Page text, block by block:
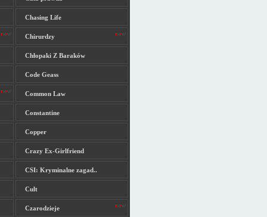
Chasing Life
Chirurdzy
Chłopaki Z Baraków
Code Geass
Common Law
Constantine
Copper
Crazy Ex-Girlfriend
CSI: Kryminalne zagad..
Cult
Czarodzieje